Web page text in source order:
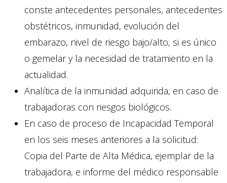
conste antecedentes personales, antecedentes
obstétricos, inmunidad, evolución del
embarazo, nivel de riesgo bajo/alto, si es único
o gemelar y la necesidad de tratamiento en la
actualidad.
Analítica de la inmunidad adquirida, en caso de
trabajadoras con riesgos biológicos.
En caso de proceso de Incapacidad Temporal
en los seis meses anteriores a la solicitud:
Copia del Parte de Alta Médica, ejemplar de la
trabajadora, e informe del médico responsable